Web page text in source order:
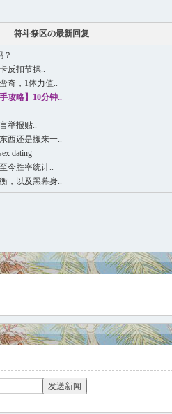
符斗祭区の最新回复
？
反扣节操..
奇，1体力值..
攻略】10分钟..
举报贴..
西还是搬来一..
dating
今胜率统计..
，以及黑幕身..
发送新闻